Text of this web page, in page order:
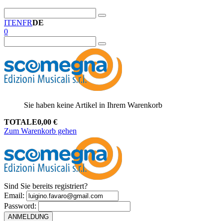
ITENFRDE
0
Sie haben keine Artikel in Ihrem Warenkorb
TOTALE0,00 €
Zum Warenkorb gehen
Sind Sie bereits registriert?
Email:
Password:
ANMELDUNG